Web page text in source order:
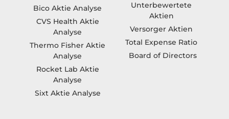
Bico Aktie Analyse
CVS Health Aktie
Analyse
Thermo Fisher Aktie
Analyse
Rocket Lab Aktie
Analyse
Sixt Aktie Analyse
Unterbewertete
Aktien
Versorger Aktien
Total Expense Ratio
Board of Directors